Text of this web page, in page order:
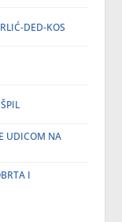
DED-KOS
UDICOM NA
I